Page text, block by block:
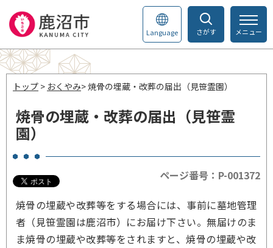
さがす
Language メニュー
トップ > おくやみ> 焼骨の埋蔵・改葬の届出（見笹霊園）
焼骨の埋蔵・改葬の届出（見笹霊
園）
ページ番号：P-001372
焼骨の埋蔵や改葬等をする場合には、事前に墓地管理
者（見笹霊園は鹿沼市）にお届け下さい。無届けのま
ま焼骨の埋蔵や改葬等をされますと、焼骨の埋蔵や改